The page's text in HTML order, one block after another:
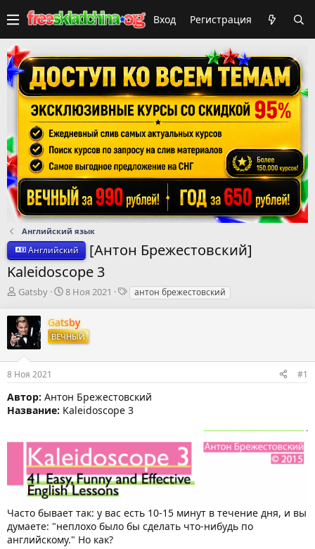
Вход Регистрация
Английский язык
Английский
[Антон Брежестовский]
Kaleidoscope 3
А
т
о
р
м
ы
Gatsby
Д
т
а
н
а
л
а
8 Ноя 2021
Тантон брежестовский
Gatsby
ВЕЧНЫЙ
8 Ноя 2021 #1
Автор: Антон Брежестовский
Название: Kaleidoscope 3
Часто бывает так: у вас есть 10-15 минут в течение дня, и вы
думаете: "неплохо было бы сделать что-нибудь по
английскому." Но как?